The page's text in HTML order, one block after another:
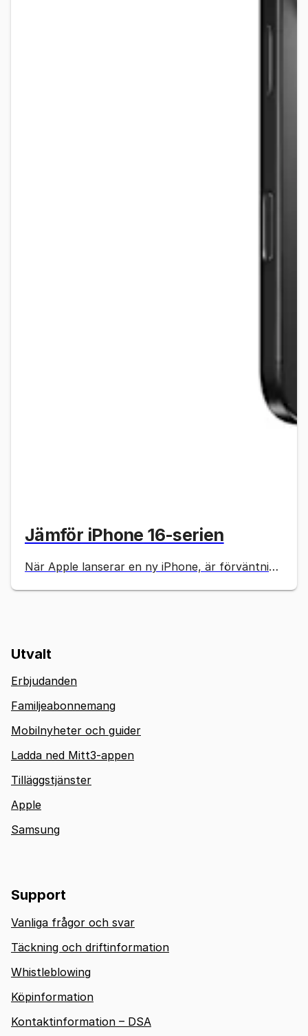
Jämför iPhone 16-serien
När Apple lanserar en ny iPhone, är förväntningarna alltid höga, och med iPhone 16-serien blir vi inte besvikna. I den här artikeln jämför vi modellerna i iPhone 16-serien.
Utvalt
Erbjudanden
Familjeabonnemang
Mobilnyheter och guider
Ladda ned Mitt3-appen
Tilläggstjänster
Apple
Samsung
Support
Vanliga frågor och svar
Täckning och driftinformation
Whistleblowing
Köpinformation
Kontaktinformation – DSA